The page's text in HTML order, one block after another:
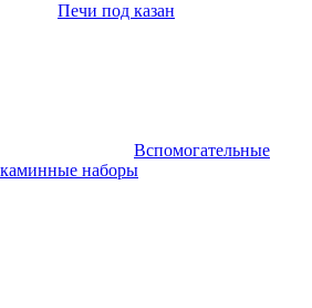
Печи под казан
Вспомогательные
наборы